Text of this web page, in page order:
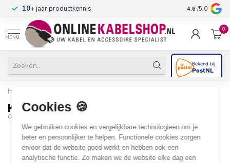
Cookies 🍪
We gebruiken cookies en vergelijkbare technologieën om je
beter en persoonlijker te helpen. Functionele cookies zorgen
ervoor dat de website goed werkt en hebben ook een
analytische functie. Zo maken we de website elke dag een
10+jaar productkennis 4.6 /5.0
MENU
0
Home
Keystone module F (v) - Coax IEC (v) / wit
OKS-03673